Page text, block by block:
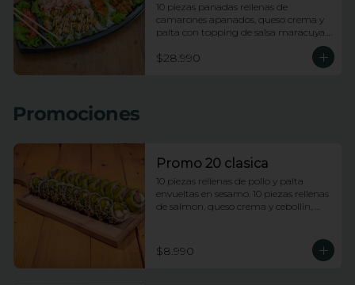
10 piezas panadas rellenas de
camarones apanados, queso crema y
palta con topping de salsa maracuya.
apanados, queso crema y palta
envueltas en ciboulette con topping de
$28.990
Promociones
Promo 20 clasica
10 piezas rellenas de pollo y palta
envueltas en sesamo. 10 piezas rellenas
de salmon, queso crema y cebollin,
$8.990